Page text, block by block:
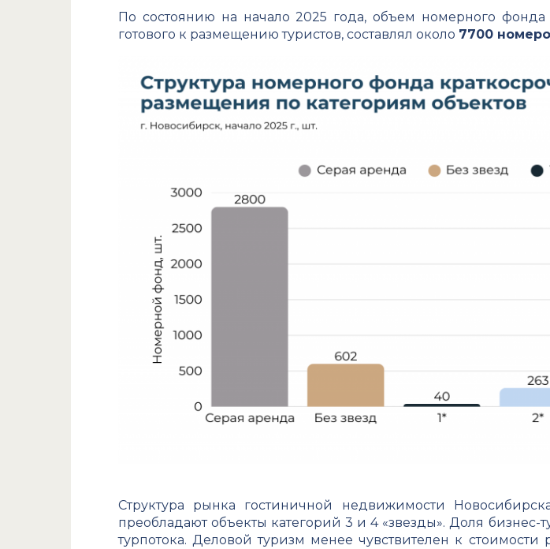
По состоянию на начало 2025 года, объем номерного
готового к размещению туристов, составлял около 7700
Структура рынка гостиничной недвижимости
преобладают объекты категорий 3 и 4 «звезды». Доля бизнес-
турпотока. Деловой туризм менее чувствителен к